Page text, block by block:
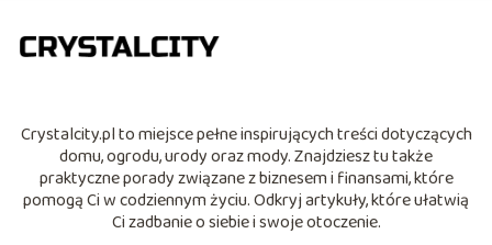
Crystalcity.pl to miejsce pełne inspirujących treści dotyczących
domu, ogrodu, urody oraz mody. Znajdziesz tu także
praktyczne porady związane z biznesem i finansami, które
pomogą Ci w codziennym życiu. Odkryj artykuły, które ułatwią
Ci zadbanie o siebie i swoje otoczenie.